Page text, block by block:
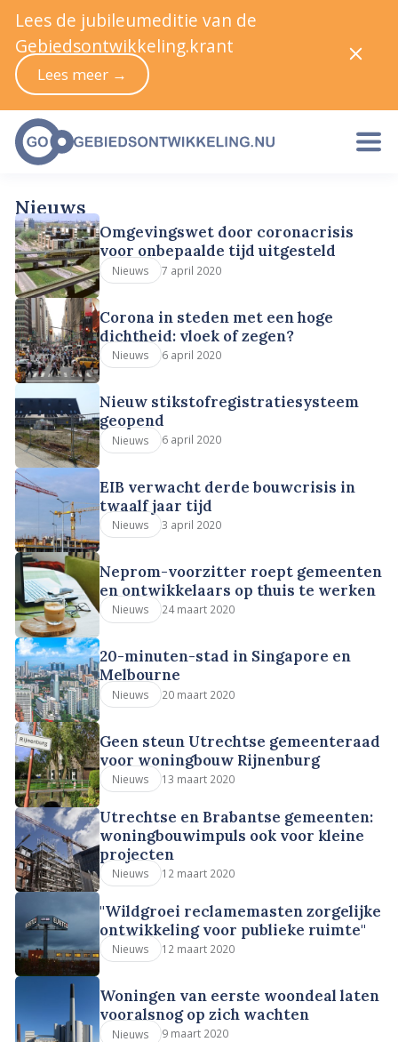
Nieuws
Omgevingswet door coronacrisis
voor onbepaalde tijd uitgesteld
Nieuws 7 april 2020
Corona in steden met een hoge
dichtheid: vloek of zegen?
Nieuws 6 april 2020
Nieuw stikstofregistratiesysteem
geopend
Nieuws 6 april 2020
EIB verwacht derde bouwcrisis in
twaalf jaar tijd
Nieuws 3 april 2020
Neprom-voorzitter roept gemeenten
en ontwikkelaars op thuis te werken
Nieuws 24 maart 2020
20-minuten-stad in Singapore en
Melbourne
Nieuws 20 maart 2020
Geen steun Utrechtse gemeenteraad
voor woningbouw Rijnenburg
Nieuws 13 maart 2020
Utrechtse en Brabantse gemeenten:
woningbouwimpuls ook voor kleine
projecten
Nieuws 12 maart 2020
"Wildgroei reclamemasten zorgelijke
ontwikkeling voor publieke ruimte"
Nieuws 12 maart 2020
Woningen van eerste woondeal laten
vooralsnog op zich wachten
Nieuws 9 maart 2020
Lees de jubileumeditie van de
Gebiedsontwikkeling.krant
Lees meer →